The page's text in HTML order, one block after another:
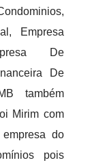
Empresa
De
De
também
Mirim com
do
pois